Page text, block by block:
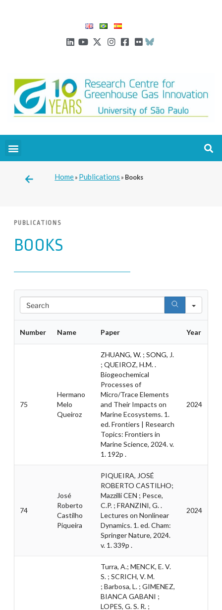
Home» Publications » Books
PUBLICATIONS
BOOKS
Search
Number Name Paper Year
75
Hermano
Melo
Queiroz
ZHUANG, W. ; SONG, J.
; QUEIROZ, H.M. .
Biogeochemical
Processes of
Micro/Trace Elements
and Their Impacts on
Marine Ecosystems. 1.
ed. Frontiers | Research
Topics: Frontiers in
Marine Science, 2024. v.
1. 192p .
2024
74
José
Roberto
Castilho
Piqueira
PIQUEIRA, JOSÉ
ROBERTO CASTILHO;
Mazzilli CEN ; Pesce,
C.P. ; FRANZINI, G. .
Lectures on Nonlinear
Dynamics. 1. ed. Cham:
Springer Nature, 2024.
v. 1. 339p .
2024
Turra, A.; MENCK, E. V.
S. ; SCRICH, V. M.
; Barbosa, L. ; GIMENEZ,
BIANCA GABANI ;
LOPES, G. S. R. ;